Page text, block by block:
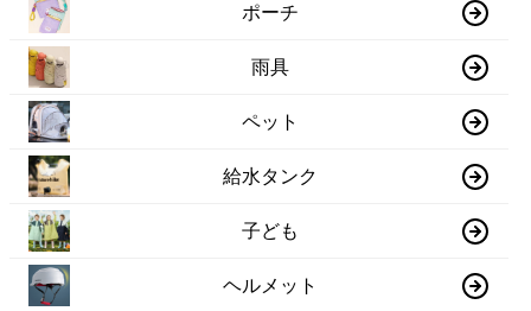
ポーチ
雨具
ペット
給水タンク
子ども
ヘルメット